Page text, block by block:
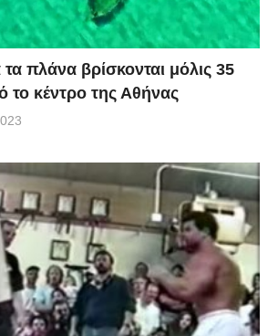
πλάνα βρίσκονται μόλις 35
το κέντρο της Αθήνας